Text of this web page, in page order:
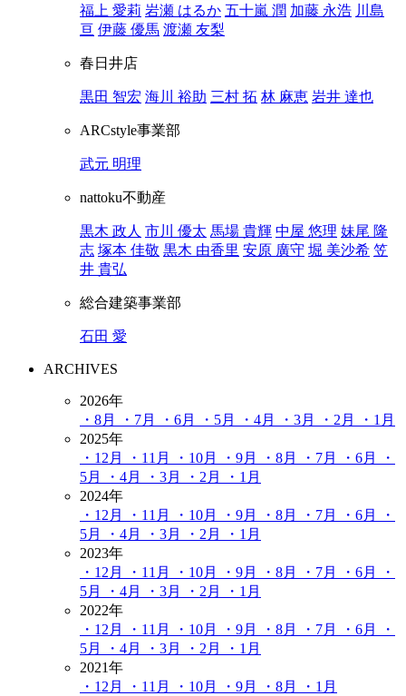
福上 愛莉 岩瀬 はるか 五十嵐 潤 加藤 永浩 川島
亘 伊藤 優馬 渡瀬 友梨
春日井店
黒田 智宏 海川 裕助 三村 拓 林 麻恵 岩井 達也
ARCstyle事業部
武元 明理
nattoku不動産
黒木 政人 市川 優太 馬場 貴輝 中屋 悠理 妹尾 隆
志 塚本 佳敬 黒木 由香里 安原 廣守 堀 美沙希 笠
井 貴弘
総合建築事業部
石田 愛
ARCHIVES
2026年
・8月
・7月 ・6月 ・5月 ・4月 ・3月 ・2月
・1月
2025年
・12月
・11月 ・10月 ・9月 ・8月 ・7月 ・6月
・
5月
・4月 ・3月 ・2月
・1月
2024年
・12月
・11月 ・10月 ・9月 ・8月 ・7月 ・6月
・
5月
・4月 ・3月 ・2月
・1月
2023年
・12月
・11月 ・10月 ・9月 ・8月 ・7月 ・6月
・
5月
・4月 ・3月 ・2月
・1月
2022年
・12月
・11月 ・10月 ・9月 ・8月 ・7月 ・6月
・
5月
・4月 ・3月 ・2月
・1月
2021年
・12月
・11月 ・10月 ・9月 ・8月
・1月